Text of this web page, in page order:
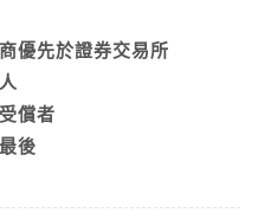
優先於證券交易所
人
受償者
後